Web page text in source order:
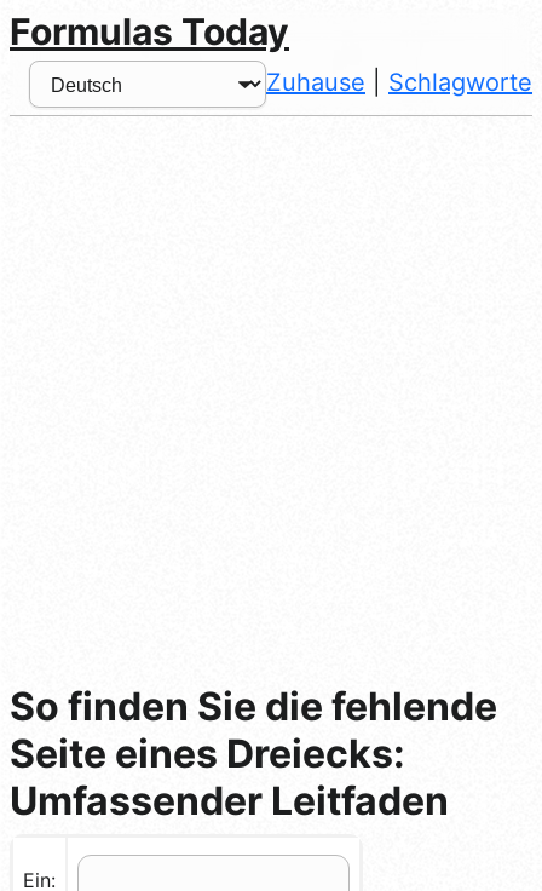
Formulas Today
Zuhause Schlagworte
So finden Sie die fehlende
Seite eines Dreiecks:
Umfassender Leitfaden
Ein: